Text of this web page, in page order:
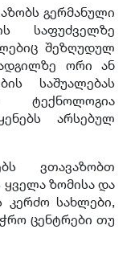
გერმანული
საფუძველზე
შეზღუდულ
ორი ან
საშუალებას
ტექნოლოგია
არსებულ
ვთავაზობთ
ყველა ზომისა და
კერძო სახლები,
ცენტრები თუ